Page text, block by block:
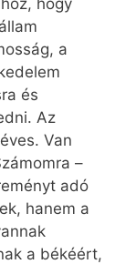
a
és
Az
Van
–
adó
hanem a
a békéért,